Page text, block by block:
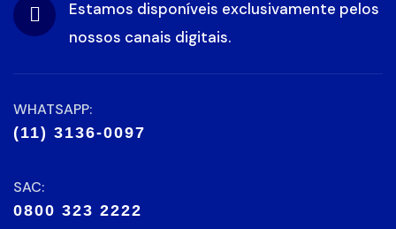
Estamos disponíveis exclusivamente pelos
nossos canais digitais.
WHATSAPP:
(11) 3136-0097
SAC:
0800 323 2222